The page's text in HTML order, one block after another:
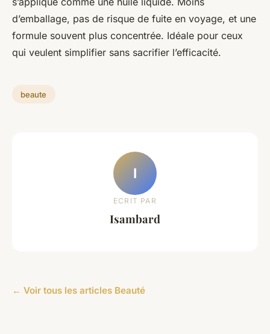
d’emballage, pas de risque de fuite en voyage, et une
formule souvent plus concentrée. Idéale pour ceux
qui veulent simplifier sans sacrifier l’efficacité.
beaute
I
ECRIT PAR
Isambard
← Voir tous les articles Beauté